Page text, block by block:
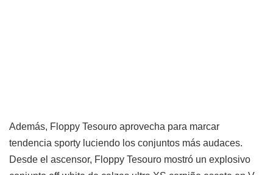
Además, Floppy Tesouro aprovecha para marcar
tendencia sporty luciendo los conjuntos más audaces.
Desde el ascensor, Floppy Tesouro mostró un explosivo